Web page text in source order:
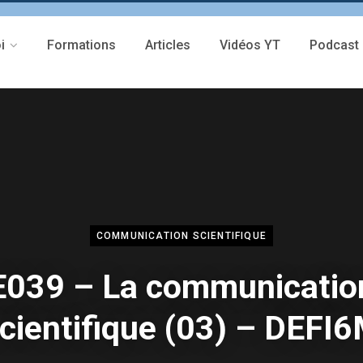
Formations Articles Vidéos YT Podcast
COMMUNICATION SCIENTIFIQUE
– La
(03) –